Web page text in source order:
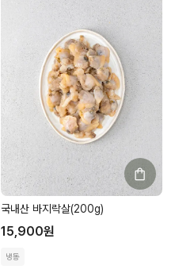
국내산 바지락살(200g)
15,900원
냉동